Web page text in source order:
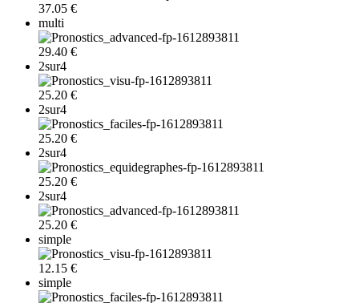
37.05 €
multi
29.40 €
2sur4
25.20 €
2sur4
25.20 €
2sur4
25.20 €
2sur4
25.20 €
simple
12.15 €
simple